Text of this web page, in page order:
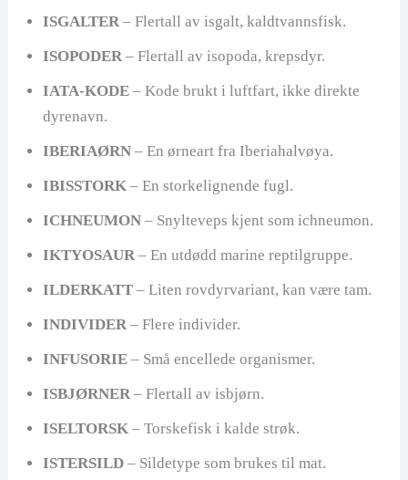
ISGALTER– Flertall av isgalt, kaldtvannsfisk.
ISOPODER– Flertall av isopoda, krepsdyr.
IATA-KODE– Kode brukt i luftfart, ikke direkte
dyrenavn.
IBERIAØRN– En ørneart fra Iberiahalvøya.
IBISSTORK– En storkelignende fugl.
ICHNEUMON– Snylteveps kjent som ichneumon.
IKTYOSAUR– En utdødd marine reptilgruppe.
ILDERKATT– Liten rovdyrvariant, kan være tam.
INDIVIDER– Flere individer.
INFUSORIE– Små encellede organismer.
ISBJØRNER– Flertall av isbjørn.
ISELTORSK– Torskefisk i kalde strøk.
ISTERSILD– Sildetype som brukes til mat.